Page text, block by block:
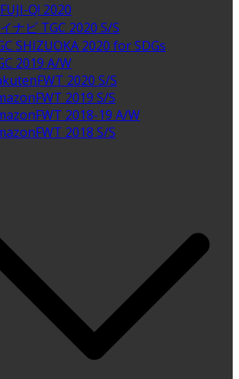
Q! 2020
ナビ TGC 2020 S/S
SHIZUOKA 2020 for SDGs
2019 A/W
2020 S/S
2019 S/S
2018-19 A/W
2018 S/S